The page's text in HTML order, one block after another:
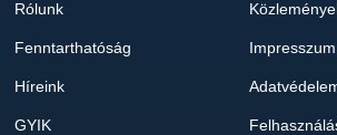
Rólunk
Fenntarthatóság
Híreink
GYIK
Impresszum